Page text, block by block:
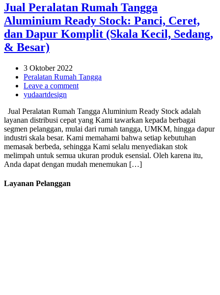
Jual Peralatan Rumah Tangga
Aluminium Ready Stock: Panci, Ceret,
dan Dapur Komplit (Skala Kecil, Sedang,
& Besar)
3 Oktober 2022
Peralatan Rumah Tangga
Leave a comment
yudaartdesign
Jual Peralatan Rumah Tangga Aluminium Ready Stock adalah
layanan distribusi cepat yang Kami tawarkan kepada berbagai
segmen pelanggan, mulai dari rumah tangga, UMKM, hingga dapur
industri skala besar. Kami memahami bahwa setiap kebutuhan
memasak berbeda, sehingga Kami selalu menyediakan stok
melimpah untuk semua ukuran produk esensial. Oleh karena itu,
Anda dapat dengan mudah menemukan […]
Layanan Pelanggan